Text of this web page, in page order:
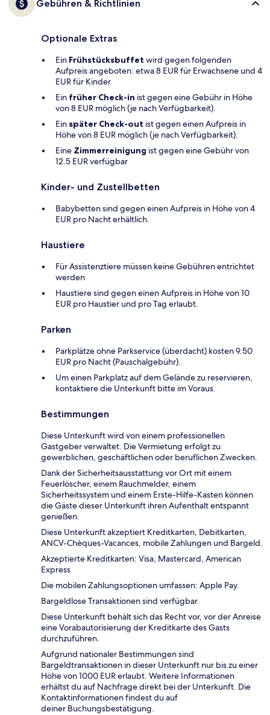
Gebühren & Richtlinien
Optionale Extras
Ein Frühstücksbuffet wird gegen folgenden
Aufpreis angeboten: etwa 8 EUR für Erwachsene und 4
EUR für Kinder
Ein früher Check-in ist gegen eine Gebühr in Höhe
von 8 EUR möglich (je nach Verfügbarkeit).
Ein später Check-out ist gegen einen Aufpreis in
Höhe von 8 EUR möglich (je nach Verfügbarkeit).
Eine Zimmerreinigung ist gegen eine Gebühr von
12.5 EUR verfügbar
Kinder- und Zustellbetten
Babybetten sind gegen einen Aufpreis in Höhe von 4
EUR pro Nacht erhältlich.
Haustiere
Für Assistenztiere müssen keine Gebühren entrichtet
werden
Haustiere sind gegen einen Aufpreis in Höhe von 10
EUR pro Haustier und pro Tag erlaubt.
Parken
Parkplätze ohne Parkservice (überdacht) kosten 9.50
EUR pro Nacht (Pauschalgebühr).
Um einen Parkplatz auf dem Gelände zu reservieren,
kontaktiere die Unterkunft bitte im Voraus.
Bestimmungen
Diese Unterkunft wird von einem professionellen
Gastgeber verwaltet. Die Vermietung erfolgt zu
gewerblichen, geschäftlichen oder beruflichen Zwecken.
Dank der Sicherheitsausstattung vor Ort mit einem
Feuerlöscher, einem Rauchmelder, einem
Sicherheitssystem und einem Erste-Hilfe-Kasten können
die Gäste dieser Unterkunft ihren Aufenthalt entspannt
genießen.
Diese Unterkunft akzeptiert Kreditkarten, Debitkarten,
ANCV-Chèques-Vacances, mobile Zahlungen und Bargeld.
Akzeptierte Kreditkarten: Visa, Mastercard, American
Express
Die mobilen Zahlungsoptionen umfassen: Apple Pay.
Bargeldlose Transaktionen sind verfügbar.
Diese Unterkunft behält sich das Recht vor, vor der Anreise
eine Vorabautorisierung der Kreditkarte des Gasts
durchzuführen.
Aufgrund nationaler Bestimmungen sind
Bargeldtransaktionen in dieser Unterkunft nur bis zu einer
Höhe von 1000 EUR erlaubt. Weitere Informationen
erhältst du auf Nachfrage direkt bei der Unterkunft. Die
Kontaktinformationen findest du auf
deiner Buchungsbestätigung.